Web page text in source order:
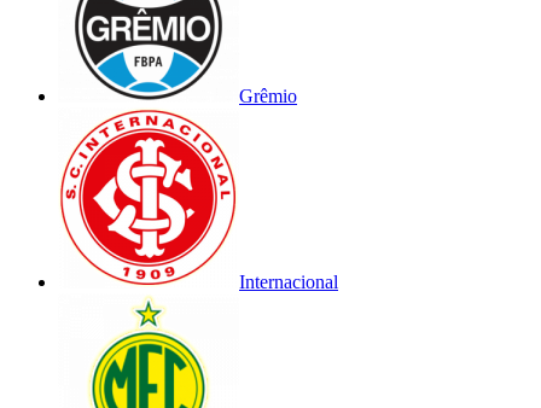
Grêmio
Internacional